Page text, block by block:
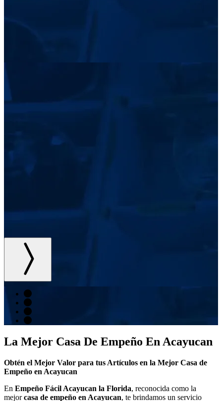
La Mejor Casa De Empeño En Acayucan
Obtén el Mejor Valor para tus Artículos en la Mejor Casa de
Empeño en Acayucan
En Empeño Fácil Acayucan la Florida, reconocida como la
mejorcasa de empeño en Acayucan, te brindamos un servicio